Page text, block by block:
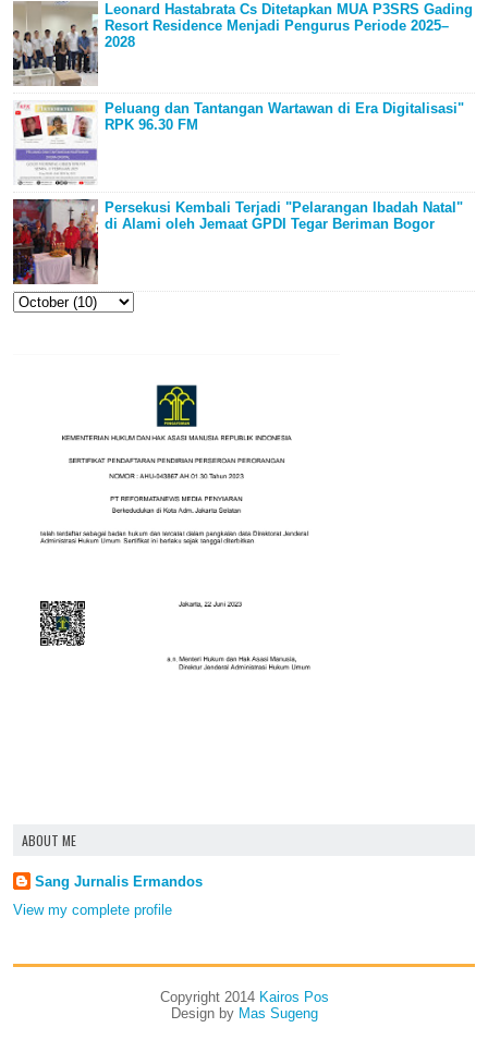
Leonard Hastabrata Cs Ditetapkan MUA P3SRS Gading
Resort Residence Menjadi Pengurus Periode 2025–
2028
Peluang dan Tantangan Wartawan di Era Digitalisasi"
RPK 96.30 FM
Persekusi Kembali Terjadi "Pelarangan Ibadah Natal"
di Alami oleh Jemaat GPDI Tegar Beriman Bogor
ABOUT ME
Sang Jurnalis Ermandos
View my complete profile
Copyright 2014 Kairos Pos
Design by Mas Sugeng